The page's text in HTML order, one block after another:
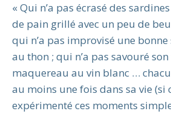
« Qui n’a pas écrasé des
de pain grillé avec un peu de
qui n’a pas improvisé une
au thon ; qui n’a pas savouré
maquereau au vin blanc …
au moins une fois dans sa vie (si
expérimenté ces moments